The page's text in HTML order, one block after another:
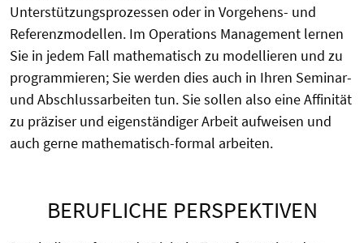
Unterstützungsprozessen oder in Vorgehens- und
Referenzmodellen. Im Operations Management lernen
Sie in jedem Fall mathematisch zu modellieren und zu
programmieren; Sie werden dies auch in Ihren Seminar-
und Abschlussarbeiten tun. Sie sollen also eine Affinität
zu präziser und eigenständiger Arbeit aufweisen und
auch gerne mathematisch-formal arbeiten.
BERUFLICHE PERSPEKTIVEN